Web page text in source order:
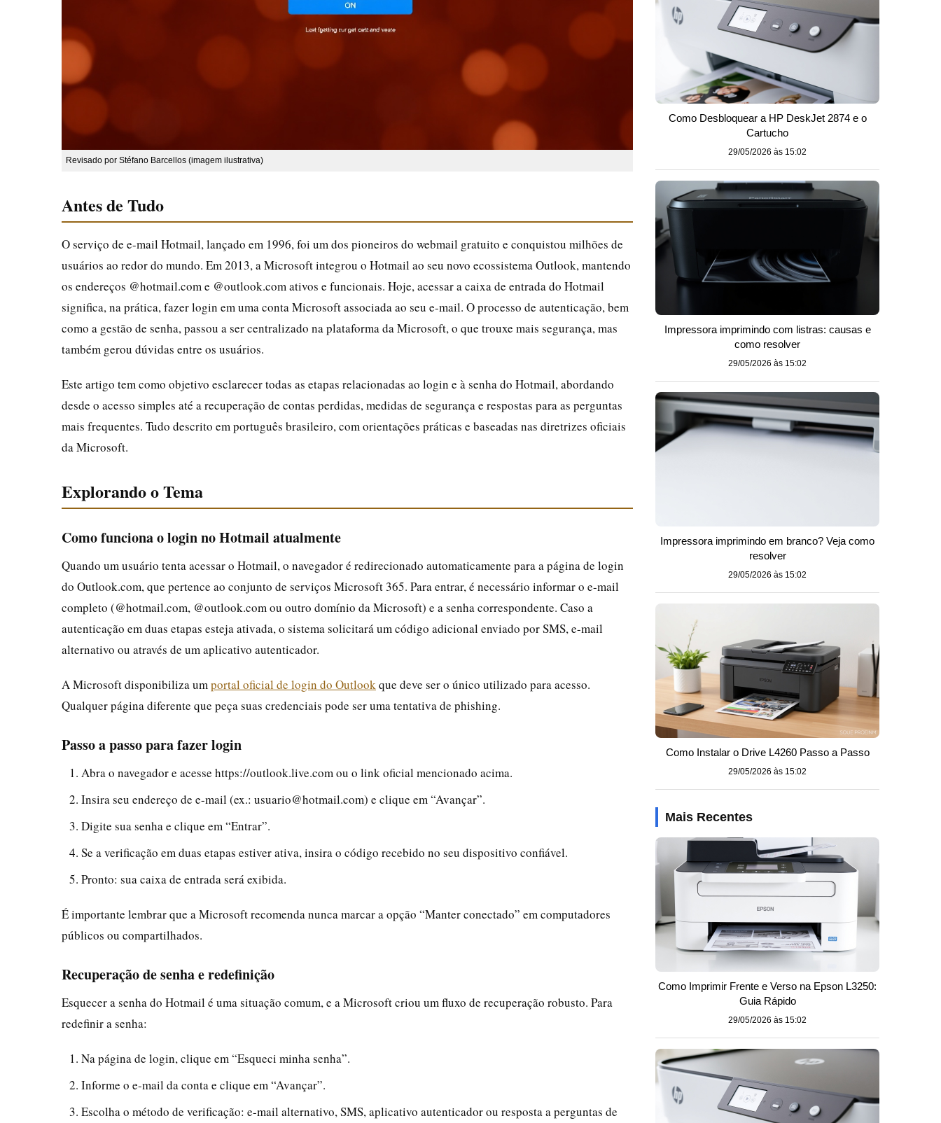
Revisado por Stéfano Barcellos (imagem ilustrativa)
Antes de Tudo
O serviço de e-mail Hotmail, lançado em 1996, foi um dos pioneiros do webmail gratuito e conquistou milhões de
usuários ao redor do mundo. Em 2013, a Microsoft integrou o Hotmail ao seu novo ecossistema Outlook, mantendo
os endereços @hotmail.com e @outlook.com ativos e funcionais. Hoje, acessar a caixa de entrada do Hotmail
significa, na prática, fazer login em uma conta Microsoft associada ao seu e-mail. O processo de autenticação, bem
como a gestão de senha, passou a ser centralizado na plataforma da Microsoft, o que trouxe mais segurança, mas
também gerou dúvidas entre os usuários.
Este artigo tem como objetivo esclarecer todas as etapas relacionadas ao login e à senha do Hotmail, abordando
desde o acesso simples até a recuperação de contas perdidas, medidas de segurança e respostas para as perguntas
mais frequentes. Tudo descrito em português brasileiro, com orientações práticas e baseadas nas diretrizes oficiais
da Microsoft.
Explorando o Tema
Como funciona o login no Hotmail atualmente
Quando um usuário tenta acessar o Hotmail, o navegador é redirecionado automaticamente para a página de login
do Outlook.com, que pertence ao conjunto de serviços Microsoft 365. Para entrar, é necessário informar o e-mail
completo (@hotmail.com, @outlook.com ou outro domínio da Microsoft) e a senha correspondente. Caso a
autenticação em duas etapas esteja ativada, o sistema solicitará um código adicional enviado por SMS, e-mail
alternativo ou através de um aplicativo autenticador.
A Microsoft disponibiliza um portal oficial de login do Outlook que deve ser o único utilizado para acesso.
Qualquer página diferente que peça suas credenciais pode ser uma tentativa de phishing.
Passo a passo para fazer login
Abra o navegador e acesse https://outlook.live.com ou o link oficial mencionado acima.
Insira seu endereço de e-mail (ex.: usuario@hotmail.com) e clique em “Avançar”.
Digite sua senha e clique em “Entrar”.
Se a verificação em duas etapas estiver ativa, insira o código recebido no seu dispositivo confiável.
Pronto: sua caixa de entrada será exibida.
É importante lembrar que a Microsoft recomenda nunca marcar a opção “Manter conectado” em computadores
públicos ou compartilhados.
Recuperação de senha e redefinição
Esquecer a senha do Hotmail é uma situação comum, e a Microsoft criou um fluxo de recuperação robusto. Para
redefinir a senha:
Na página de login, clique em “Esqueci minha senha”.
Informe o e-mail da conta e clique em “Avançar”.
Escolha o método de verificação: e-mail alternativo, SMS, aplicativo autenticador ou resposta a perguntas de
Como Desbloquear a HP DeskJet 2874 e o
Cartucho
29/05/2026 às 15:02
Impressora imprimindo com listras: causas e
como resolver
29/05/2026 às 15:02
Impressora imprimindo em branco? Veja como
resolver
29/05/2026 às 15:02
Como Instalar o Drive L4260 Passo a Passo
29/05/2026 às 15:02
Mais Recentes
Como Imprimir Frente e Verso na Epson L3250:
Guia Rápido
29/05/2026 às 15:02